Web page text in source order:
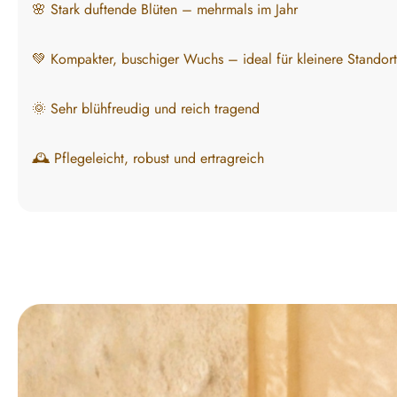
🌸 Stark duftende Blüten – mehrmals im Jahr
💚 Kompakter, buschiger Wuchs – ideal für kleinere
🌞 Sehr blühfreudig und reich tragend
🕰️ Pflegeleicht, robust und ertragreich